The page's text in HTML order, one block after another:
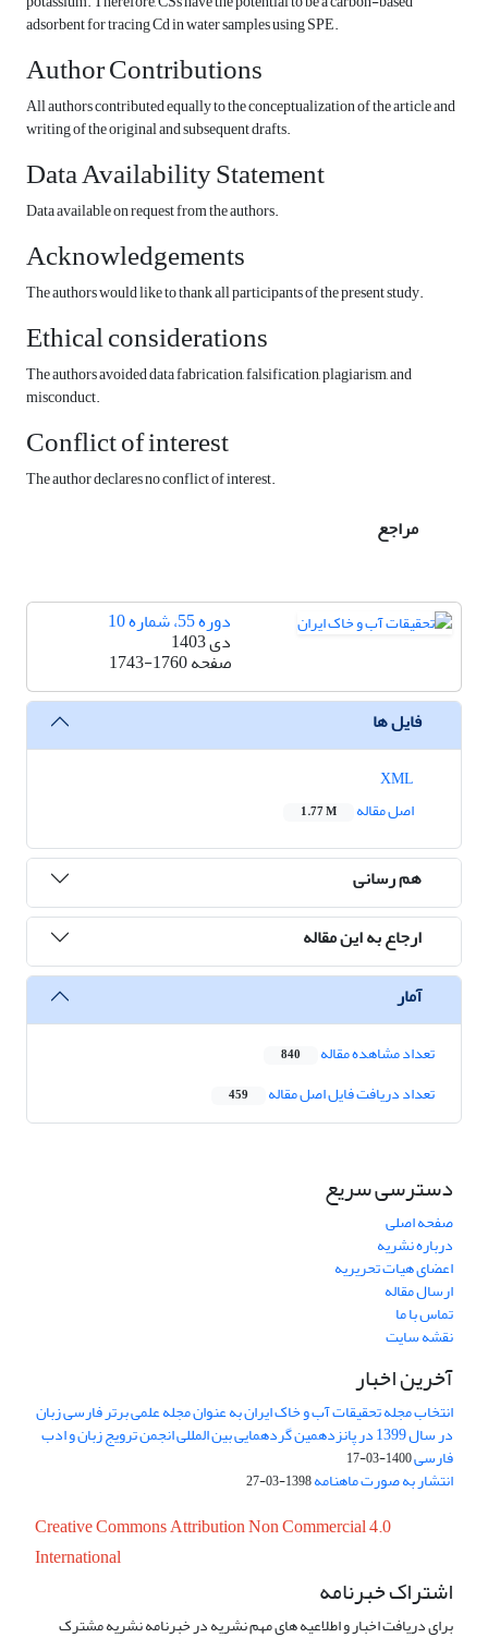
adsorbent for tracing Cd in water samples using SPE.
Author Contributions
All authors contributed equally to the conceptualization of the article and
writing of the original and subsequent drafts.
Data Availability Statement
Data available on request from the authors.
Acknowledgements
The authors would like to thank all participants of the present study.
Ethical considerations
The authors avoided data fabrication, falsification, plagiarism, and
misconduct.
Conflict of interest
The author declares no conflict of interest.
مراجع
دوره 55، شماره 10
دی 1403
صفحه1743-1760
فایل ها
اصل مقاله
1.77 M
هم رسانی
ارجاع به این مقاله
آمار
تعداد مشاهده مقاله 840
تعداد دریافت فایل اصل مقاله 459
دسترسی سریع
صفحه اصلی
درباره نشریه
اعضای هیات تحریریه
ارسال مقاله
تماس با ما
نقشه سایت
آخرین اخبار
انتخاب مجله تحقیقات آب و خاک ایران به عنوان مجله علمی برتر فارسی زبان
در سال 1399 در پانزدهمین گردهمایی بین المللی انجمن ترویج زبان و ادب
فارسی1400-03-17
انتشار به صورت ماهنامه1398-03-27
Creative Commons Attribution Non Commercial 4.0
International
اشتراک خبرنامه
برای دریافت اخبار و اطلاعیه های مهم نشریه در خبرنامه نشریه مشترک